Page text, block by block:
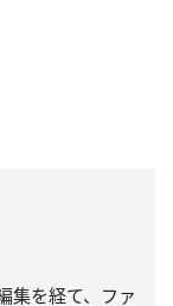
集を経て、ファ